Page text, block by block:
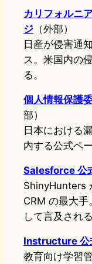
カリフォルニ
ジ （外部）
日産が侵害通
ス。米国内の
る。
個人情報保護
部）
日本における
内する公式ペ
Salesforce 公
ShinyHunters
CRM の最大手
して言及される
Instructure 公
教育向け学習